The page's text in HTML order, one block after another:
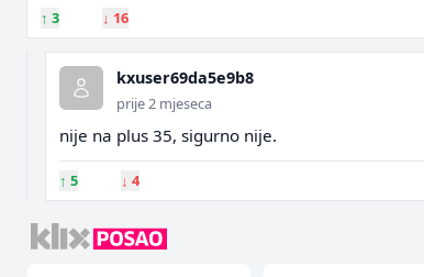
↑ 3 ↓ 16
kxuser69da5e9b8
prije 2 mjeseca
nije na plus 35, sigurno nije.
↑ 5 ↓ 4